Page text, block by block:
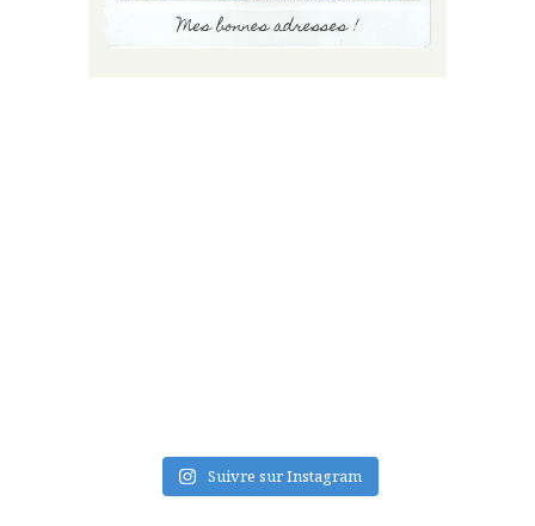
Suivre sur Instagram